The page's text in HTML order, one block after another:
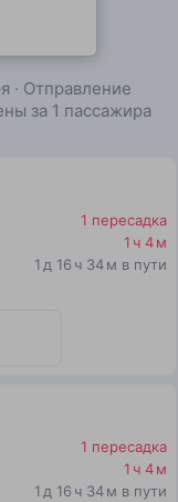
· Отправление
за 1 пассажира
1 пересадка
1 ч 4 м
1 д 16 ч 34 м в пути
1 пересадка
1 ч 4 м
1 д 16 ч 34 м в пути